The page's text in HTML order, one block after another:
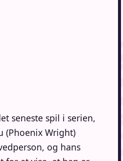
seneste spil i serien,
(Phoenix Wright)
og hans